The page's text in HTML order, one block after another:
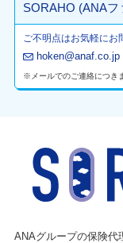
SORAHO (ANAフ
ご不明点はお気軽にお
hoken@anaf.co.jp
※メールでのご連絡につき
ANAグループの保険代